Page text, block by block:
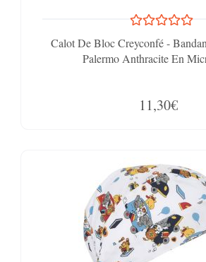
Calot De Bloc Creyconfé -
Palermo Anthracite En
11,30€